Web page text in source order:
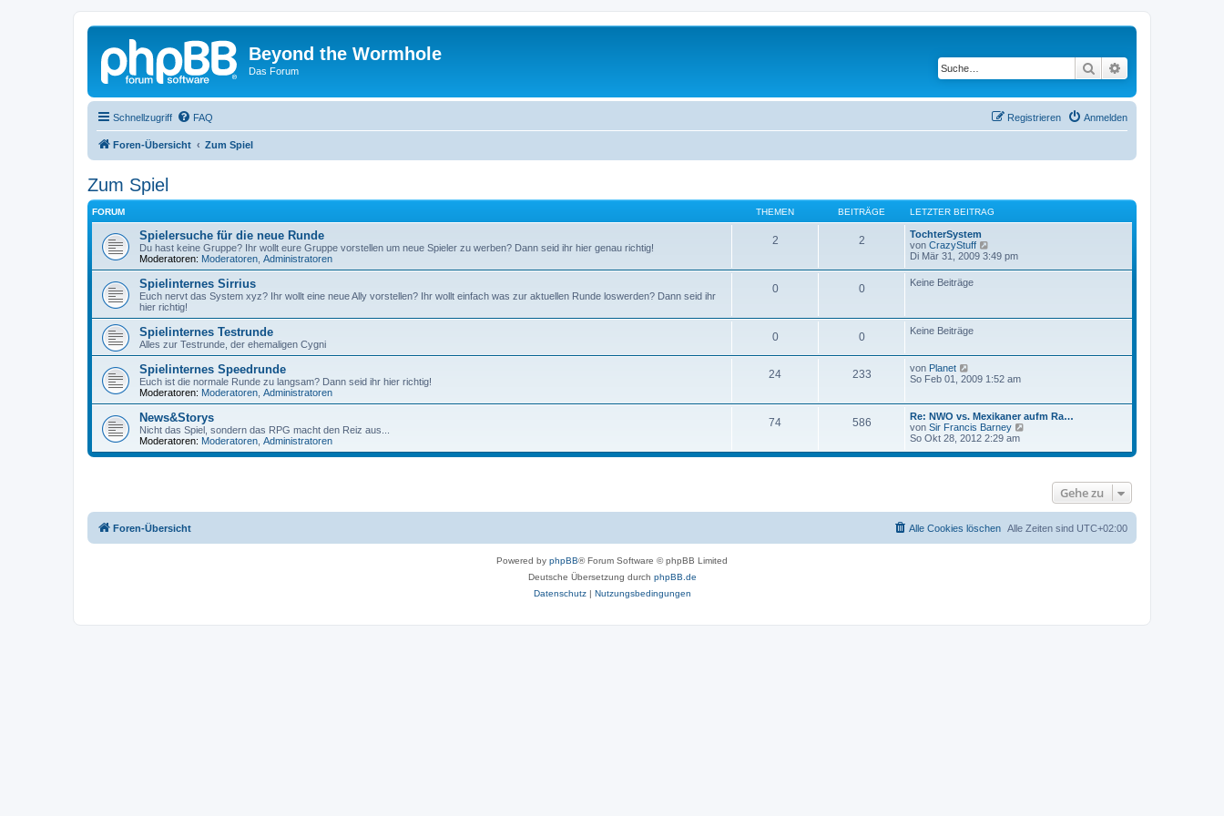
Beyond the Wormhole
Das Forum Suche
Schnellzugriff FAQ Anmelden
Registrieren
Foren-Übersicht Zum Spiel
Zum Spiel
FORUM THEMEN BEITRÄGE LETZTER BEITRAG
Spielersuche für die neue Runde
Du hast keine Gruppe? Ihr wollt eure Gruppe vorstellen um neue Spieler zu werben? Dann seid ihr hier genau richtig!
Moderatoren: Moderatoren Administratoren
2 2
TochterSystem
von CrazyStuff
e
r
i
r
a
Di Mär 31, 2009 3:49 pm
Spielinternes Sirrius
Euch nervt das System xyz? Ihr wollt eine neue Ally vorstellen? Ihr wollt einfach was zur aktuellen Runde loswerden? Dann seid ihr
hier richtig!
0 0 Keine Beiträge
Spielinternes Testrunde
Alles zur Testrunde, der ehemaligen Cygni
0 0 Keine Beiträge
Spielinternes Speedrunde
Euch ist die normale Runde zu langsam? Dann seid ihr hier richtig!
Moderatoren: Moderatoren Administratoren
24 233 von Planet
e
s
t
e
r
B
So Feb 01, 2009 1:52 am
News&Storys
Nicht das Spiel, sondern das RPG macht den Reiz aus...
Moderatoren: Moderatoren Administratoren
74 586
Re: NWO vs. Mexikaner aufm Ra…
von Sir Francis Barney
e
B
e
i
t
So Okt 28, 2012 2:29 am
Gehe zu
Foren-Übersicht Alle Zeiten sind UTC+02:00
Alle Cookies löschen
Powered by phpBB® Forum Software © phpBB Limited
Deutsche Übersetzung durch phpBB.de
Datenschutz| Nutzungsbedingungen